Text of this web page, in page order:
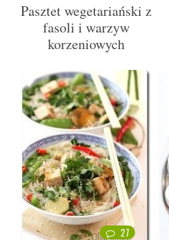
Pasztet wegetariański z
fasoli i warzyw
korzeniowych
27